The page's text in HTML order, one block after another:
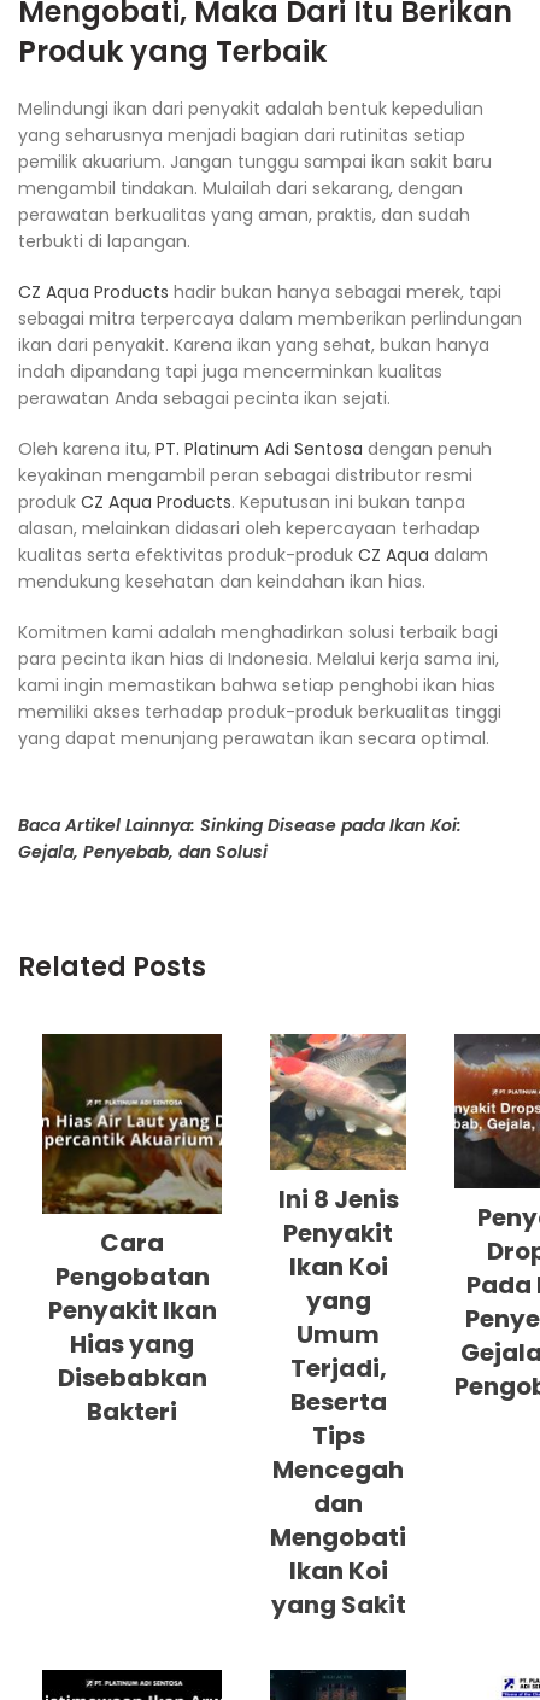
Mengobati, Maka Dari Itu Berikan
Produk yang Terbaik
Melindungi ikan dari penyakit adalah bentuk kepedulian
yang seharusnya menjadi bagian dari rutinitas setiap
pemilik akuarium. Jangan tunggu sampai ikan sakit baru
mengambil tindakan. Mulailah dari sekarang, dengan
perawatan berkualitas yang aman, praktis, dan sudah
terbukti di lapangan.
CZ Aqua Products hadir bukan hanya sebagai merek, tapi
sebagai mitra terpercaya dalam memberikan perlindungan
ikan dari penyakit. Karena ikan yang sehat, bukan hanya
indah dipandang tapi juga mencerminkan kualitas
perawatan Anda sebagai pecinta ikan sejati.
Oleh karena itu, PT. Platinum Adi Sentosa dengan penuh
keyakinan mengambil peran sebagai distributor resmi
produk CZ Aqua Products. Keputusan ini bukan tanpa
alasan, melainkan didasari oleh kepercayaan terhadap
kualitas serta efektivitas produk-produk CZ Aqua dalam
mendukung kesehatan dan keindahan ikan hias.
Komitmen kami adalah menghadirkan solusi terbaik bagi
para pecinta ikan hias di Indonesia. Melalui kerja sama ini,
kami ingin memastikan bahwa setiap penghobi ikan hias
memiliki akses terhadap produk-produk berkualitas tinggi
yang dapat menunjang perawatan ikan secara optimal.
Baca Artikel Lainnya: Sinking Disease pada Ikan Koi:
Gejala, Penyebab, dan Solusi
Related Posts
Cara
Pengobatan
Penyakit Ikan
Hias yang
Disebabkan
Bakteri
Ini 8 Jenis
Penyakit
Ikan Koi
yang
Umum
Terjadi,
Beserta
Tips
Mencegah
dan
Mengobati
Ikan Koi
yang Sakit
Pada